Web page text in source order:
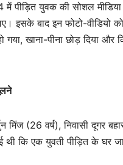
पीड़ित युवक की सोशल
इसके बाद इन फोटो-
खाना-पीना छोड़ दिया
मिंज (26 वर्ष), निवासी दूगर
थी कि एक युवती पीड़ित के घर